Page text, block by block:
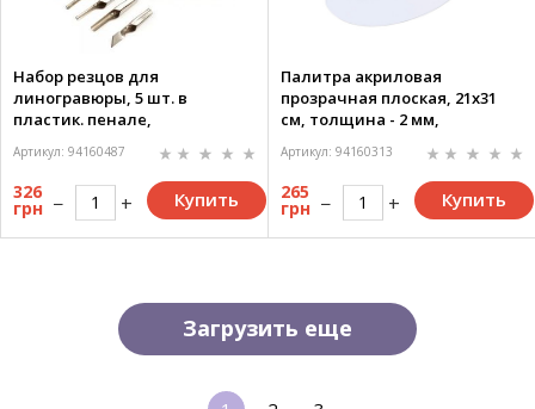
Набор резцов для
линогравюры, 5 шт. в
пластик. пенале,
Артикул: 94160487
326
грн Купить
Палитра акриловая
прозрачная плоская, 21х31
см, толщина - 2 мм,
Артикул: 94160313
265
грн Купить
Загрузить еще